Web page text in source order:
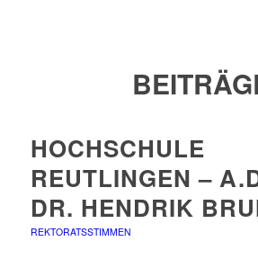
HOCHSCHULE
REUTLINGEN –
DR. HENDRIK
REKTORATSSTIMMEN